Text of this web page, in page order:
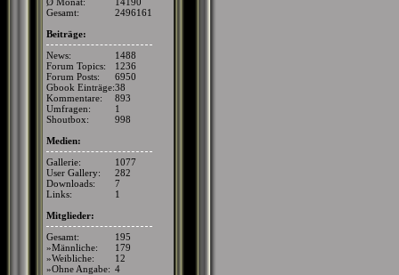
Gesamt:
2496161
Beiträge:
News:
1488
Forum Topics:
1236
Forum Posts:
6950
Gbook Einträge:38
Kommentare:
893
Umfragen:
1
Shoutbox:
998
Medien:
Gallerie:
1077
User Gallery:
282
Downloads:
7
Links:
1
Mitglieder:
Gesamt:
195
»Männliche:
179
»Weibliche:
12
»Ohne Angabe: 4